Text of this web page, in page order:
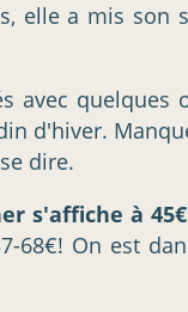
elle a mis son
avec quelques
d'hiver.
dire.
s'affiche à 45€
68€! On est